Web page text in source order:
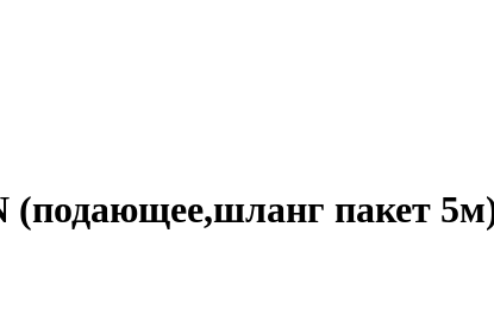
пакет 5м)